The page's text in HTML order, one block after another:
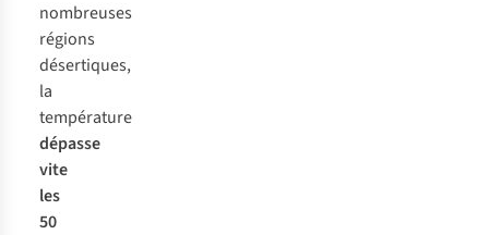
nombreuses
régions
désertiques,
la
température
dépasse
vite
les
50